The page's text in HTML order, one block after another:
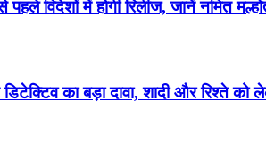
पहले विदेशों में होगी रिलीज, जानें नमित
डिटेक्टिव का बड़ा दावा, शादी और रिश्ते को